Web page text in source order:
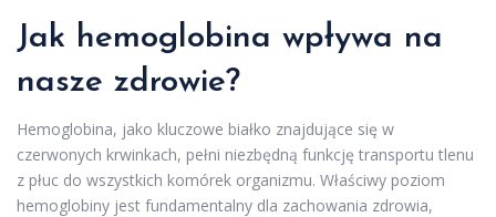
Jak hemoglobina wpływa na
nasze zdrowie?
Hemoglobina, jako kluczowe białko znajdujące się w
czerwonych krwinkach, pełni niezbędną funkcję transportu tlenu
z płuc do wszystkich komórek organizmu. Właściwy poziom
hemoglobiny jest fundamentalny dla zachowania zdrowia,